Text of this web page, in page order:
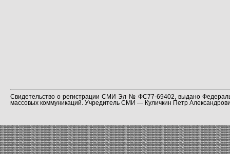
Свидетельство о регистрации СМИ Эл № ФС77-69402, выдано
массовых коммуникаций. Учредитель СМИ — Куличкин Петр